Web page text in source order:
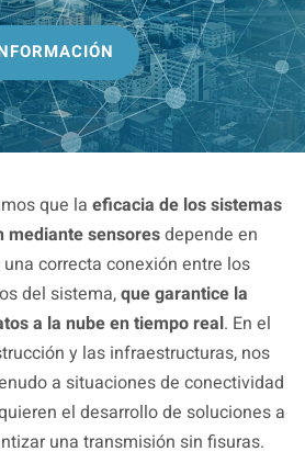
que la eficacia de los sistemas
mediante sensoresdepende en
correcta conexión entre los
del sistema,que garantice la
a la nube en tiempo real. En el
y las infraestructuras, nos
a situaciones de conectividad
el desarrollo de soluciones a
una transmisión sin fisuras.